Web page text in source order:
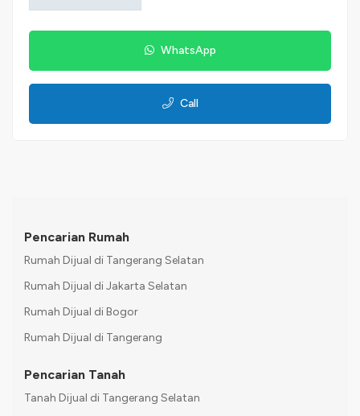
WhatsApp
Call
Pencarian Rumah
Rumah Dijual di Tangerang Selatan
Rumah Dijual di Jakarta Selatan
Rumah Dijual di Bogor
Rumah Dijual di Tangerang
Pencarian Tanah
Tanah Dijual di Tangerang Selatan